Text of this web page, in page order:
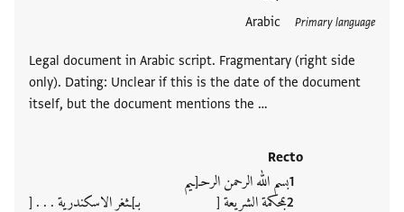
Primary language
Arabic
Legal document in Arabic script. Fragmentary (right side
only). Dating: Unclear if this is the date of the document
itself, but the document mentions the …
Recto
بسم الله الرحمن الرحـ[ـيم
بمحكمة الشريعة [ بـ]ـثغر الاسكندرية . . . [